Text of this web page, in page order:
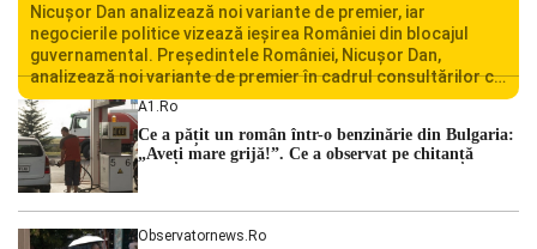
Nicușor Dan analizează noi variante de premier, iar
negocierile politice vizează ieșirea României din blocajul
guvernamental. Președintele României, Nicușor Dan,
analizează noi variante de premier în cadrul consultărilor cu
liderii politici. Ciprian Ciucu vorbește despre scenariul unui
guvern tehnocrat și despre posibilitatea a două cabinete
succesive. Nicușor Dan analizează noi variante de premier
România traversează […]
A1.ro
Ce a pățit un român într-o benzinărie din Bulgaria:
„Aveți mare grijă!”. Ce a observat pe chitanță
Observatornews.ro